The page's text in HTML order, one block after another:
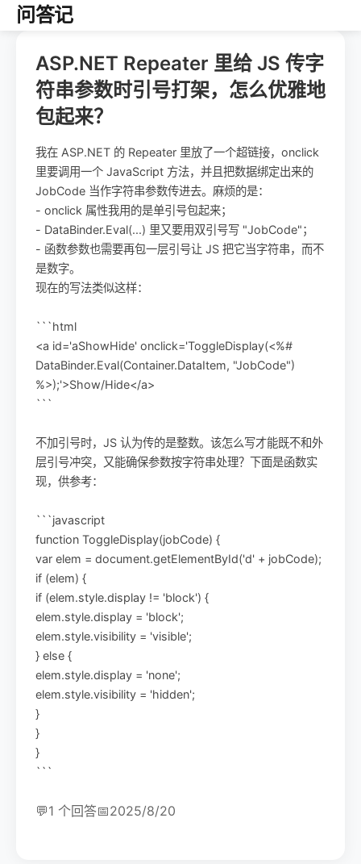
问答记
ASP.NET Repeater 里给 JS 传字
符串参数时引号打架，怎么优雅地
包起来？
我在 ASP.NET 的 Repeater 里放了一个超链接，onclick
里要调用一个 JavaScript 方法，并且把数据绑定出来的
JobCode 当作字符串参数传进去。麻烦的是：
- onclick 属性我用的是单引号包起来；
- DataBinder.Eval(...) 里又要用双引号写 "JobCode"；
- 函数参数也需要再包一层引号让 JS 把它当字符串，而不
是数字。
现在的写法类似这样：
```html
<a id='aShowHide' onclick='ToggleDisplay(<%#
DataBinder.Eval(Container.DataItem, "JobCode")
%>);'>Show/Hide</a>
```
不加引号时，JS 认为传的是整数。该怎么写才能既不和外
层引号冲突，又能确保参数按字符串处理？下面是函数实
现，供参考：
```javascript
function ToggleDisplay(jobCode) {
var elem = document.getElementById('d' + jobCode);
if (elem) {
if (elem.style.display != 'block') {
elem.style.display = 'block';
elem.style.visibility = 'visible';
} else {
elem.style.display = 'none';
elem.style.visibility = 'hidden';
}
}
}
```
💬1 个回答📅2025/8/20